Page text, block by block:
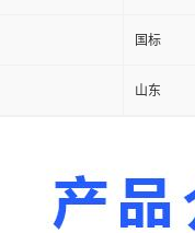
国标
山东